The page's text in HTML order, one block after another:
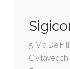
5, Via De